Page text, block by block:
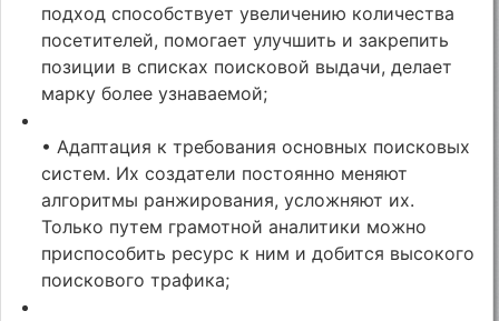
подход способствует увеличению количества
посетителей, помогает улучшить и закрепить
позиции в списках поисковой выдачи, делает
марку более узнаваемой;
• Адаптация к требования основных поисковых
систем. Их создатели постоянно меняют
алгоритмы ранжирования, усложняют их.
Только путем грамотной аналитики можно
приспособить ресурс к ним и добится высокого
поискового трафика;